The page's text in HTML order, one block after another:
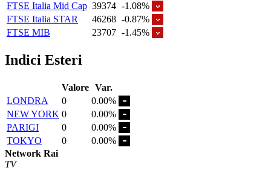
FTSE Italia Mid Cap 39374 -1.08%
FTSE Italia STAR
46268 -0.87%
FTSE MIB
23707 -1.45%
Indici Esteri
Valore Var.
LONDRA
0
0.00%
NEW YORK 0
0.00%
PARIGI
0
0.00%
TOKYO
0
0.00%
Network Rai
TV